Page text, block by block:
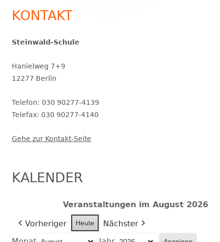
KONTAKT
Steinwald-Schule
Hanielweg 7+9
12277 Berlin
Telefon: 030 90277-4139
Telefax: 030 90277-4140
Gehe zur Kontakt-Seite
KALENDER
Veranstaltungen im August 2026
Vorheriger Heute
Nächster